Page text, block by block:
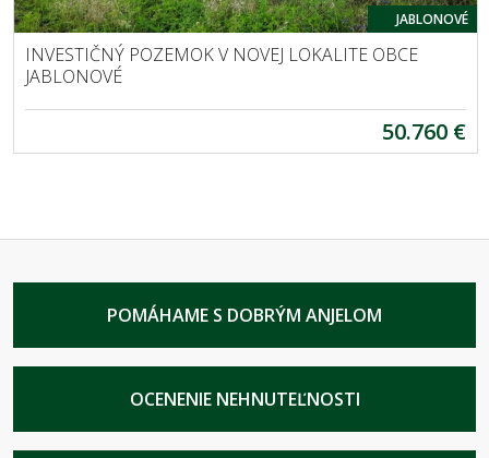
JABLONOVÉ
INVESTIČNÝ POZEMOK V NOVEJ LOKALITE OBCE
JABLONOVÉ
50.760 €
POMÁHAME S DOBRÝM ANJELOM
OCENENIE NEHNUTEĽNOSTI